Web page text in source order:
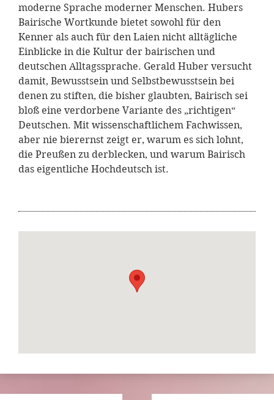
moderne Sprache moderner Menschen. Hubers
Bairische Wortkunde bietet sowohl für den
Kenner als auch für den Laien nicht alltägliche
Einblicke in die Kultur der bairischen und
deutschen Alltagssprache. Gerald Huber versucht
damit, Bewusstsein und Selbstbewusstsein bei
denen zu stiften, die bisher glaubten, Bairisch sei
bloß eine verdorbene Variante des „richtigen“
Deutschen. Mit wissenschaftlichem Fachwissen,
aber nie bierernst zeigt er, warum es sich lohnt,
die Preußen zu derblecken, und warum Bairisch
das eigentliche Hochdeutsch ist.